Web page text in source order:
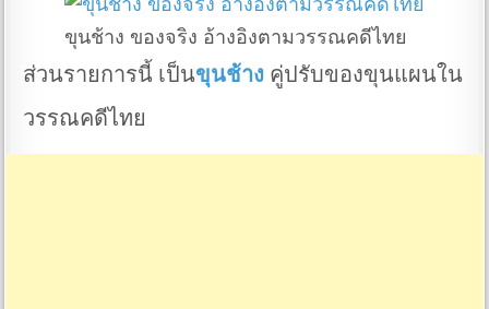
ขุนช้าง ของจริง อ้างอิงตามวรรณคดีไทย
ส่วนรายการนี้ เป็นขุนช้าง คู่ปรับของขุนแผนใน
วรรณคดีไทย